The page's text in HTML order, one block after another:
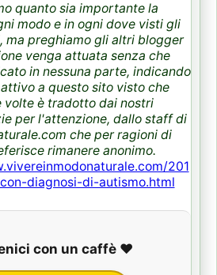
quanto sia importante la
modo e in ogni dove visti gli
preghiamo gli altri blogger
venga attuata senza che
in nessuna parte, indicando
a questo sito visto che
volte è tradotto dai nostri
per l'attenzione, dallo staff di
che per ragioni di
rimanere anonimo.
201
diagnosi-di-autismo.html
con un caffè ❤️